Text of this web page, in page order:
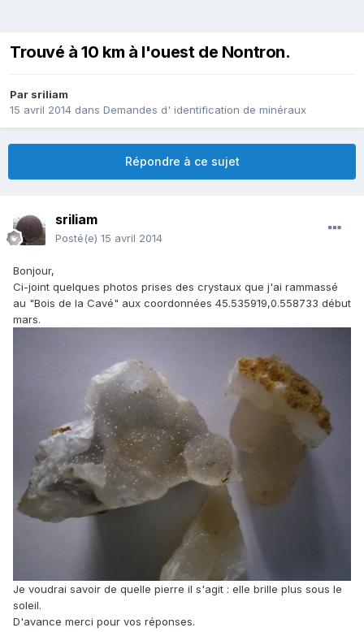
Trouvé à 10 km à l'ouest de Nontron.
Par sriliam
15 avril 2014 dans Demandes d' identification de minéraux
Répondre à ce sujet
sriliam
Posté(e) 15 avril 2014
Bonjour,
Ci-joint quelques photos prises des crystaux que j'ai rammassé
au "Bois de la Cavé" aux coordonnées 45.535919,0.558733 début
mars.
Je voudrai savoir de quelle pierre il s'agit : elle brille plus sous le
soleil.
D'avance merci pour vos réponses.